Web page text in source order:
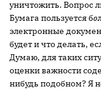
уничтожить. Вопрос
Бумага пользуется бо
электронные
будет и что делать,
Думаю, для таких
оценки важности
нибудь подобном? Я